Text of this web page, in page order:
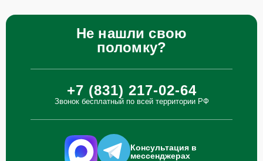
Не нашли свою
поломку?
+7 (831) 217-02-64
Звонок бесплатный по всей территории РФ
Консультация в
мессенджерах